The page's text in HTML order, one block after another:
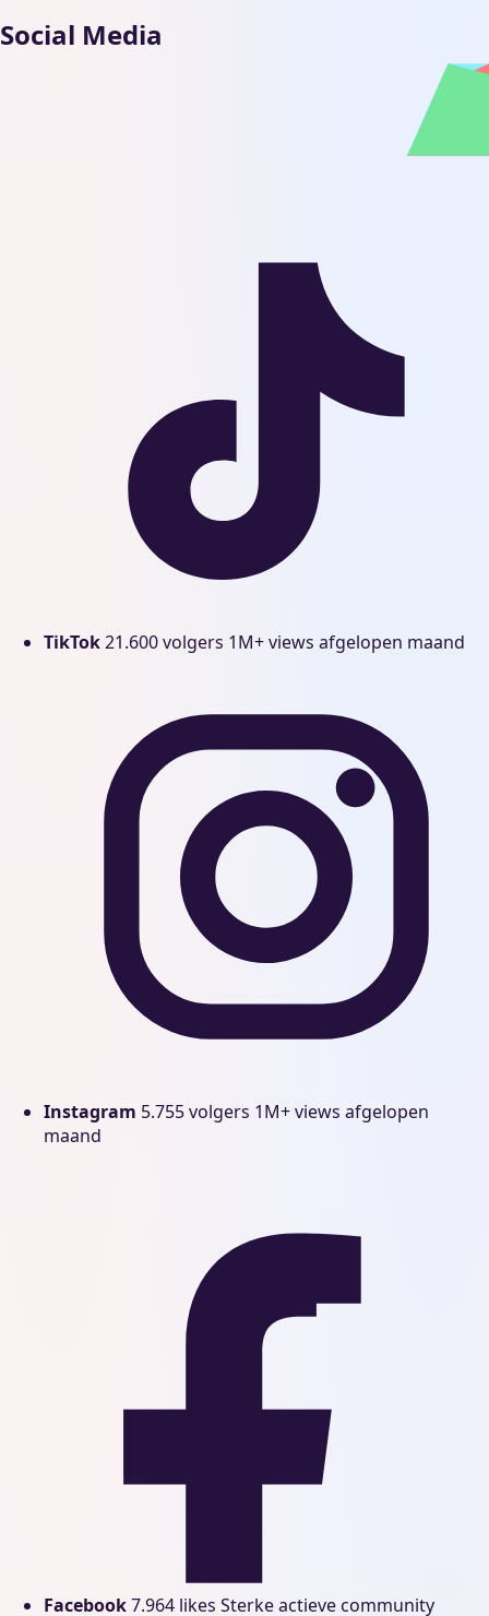
Social Media
TikTok21.600 volgers 1M+ views afgelopen maand
Instagram 5.755 volgers 1M+ views afgelopen
maand
Facebook7.964 likes Sterke actieve community